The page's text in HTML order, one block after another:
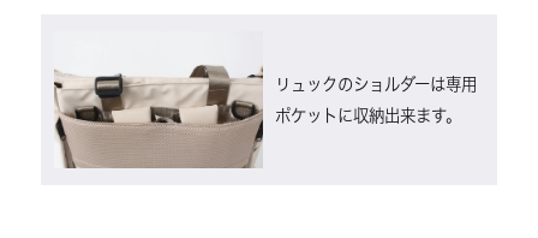
リュックのショルダーは専用
ポケットに収納出来ます。